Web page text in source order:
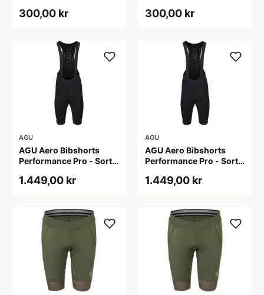
300,00 kr 300,00 kr
AGU
AGU Aero Bibshorts
Performance Pro - Sort -
1.449,00 kr
AGU
AGU Aero Bibshorts
Performance Pro - Sort -
1.449,00 kr